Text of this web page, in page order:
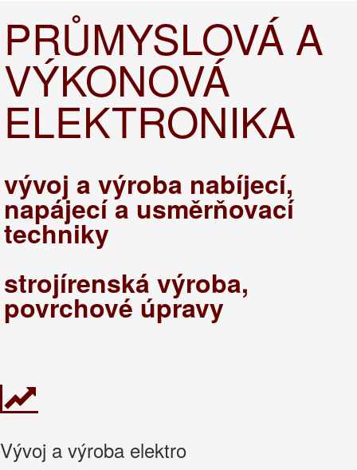
PRŮMYSLOVÁ A
VÝKONOVÁ
ELEKTRONIKA
vývoj a výroba nabíjecí,
napájecí a usměrňovací
techniky
strojírenská výroba,
povrchové úpravy
Vývoj a výroba elektro